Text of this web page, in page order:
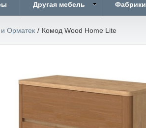
Другая мебель Фабрики
Орматек / Комод Wood Home Lite